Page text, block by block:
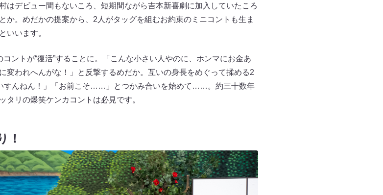
はデビュー間もないころ、短期間ながら吉本新喜劇に加入していたころ
か。めだかの提案から、2人がタッグを組むお約束のミニコントも生ま
いいます。
ントが“復活”することに。「こんな小さい人やのに、ホンマにお金あ
変われへんがな！」と反撃するめだか。互いの身長をめぐって揉める2
すんねん！」「お前こそ……」とつかみ合いを始めて……。約三十数年
タリの爆笑ケンカコントは必見です。
！